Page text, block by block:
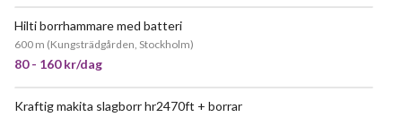
Hilti borrhammare med batteri
600 m (Kungsträdgården, Stockholm)
80 - 160 kr/dag
Kraftig makita slagborr hr2470ft + borrar